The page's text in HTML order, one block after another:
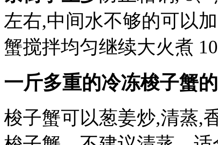
左右,中间水不够的可以
蟹搅拌均匀继续大火煮
一斤多重的冷冻梭子蟹
梭子蟹可以葱姜炒,清蒸